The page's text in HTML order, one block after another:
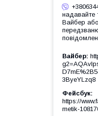
надавайте
Вайбер
Вайбер
3ByeYLzq8
Фейсбук
https://
metik-